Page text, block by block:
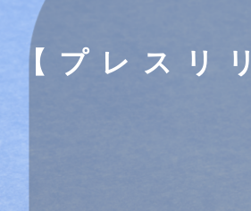
【プレスリ